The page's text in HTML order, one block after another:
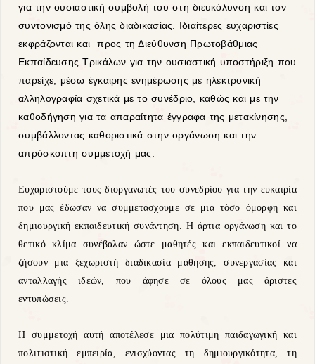
για την ουσιαστική συμβολή του στη διευκόλυνση και τον
συντονισμό της όλης διαδικασίας. Ιδιαίτερες ευχαριστίες
εκφράζονται και προς τη Διεύθυνση Πρωτοβάθμιας
Εκπαίδευσης Τρικάλων για την ουσιαστική υποστήριξη που
παρείχε, μέσω έγκαιρης ενημέρωσης με ηλεκτρονική
αλληλογραφία σχετικά με το συνέδριο, καθώς και με την
καθοδήγηση για τα απαραίτητα έγγραφα της μετακίνησης,
συμβάλλοντας καθοριστικά στην οργάνωση και την
απρόσκοπτη συμμετοχή μας.
Ευχαριστούμε τους διοργανωτές του συνεδρίου για την ευκαιρία
που μας έδωσαν να συμμετάσχουμε σε μια τόσο όμορφη και
δημιουργική εκπαιδευτική συνάντηση. Η άρτια οργάνωση και το
θετικό κλίμα συνέβαλαν ώστε μαθητές και εκπαιδευτικοί να
ζήσουν μια ξεχωριστή διαδικασία μάθησης, συνεργασίας και
ανταλλαγής ιδεών, που άφησε σε όλους μας άριστες
εντυπώσεις.
Η συμμετοχή αυτή αποτέλεσε μια πολύτιμη παιδαγωγική και
πολιτιστική εμπειρία, ενισχύοντας τη δημιουργικότητα, τη